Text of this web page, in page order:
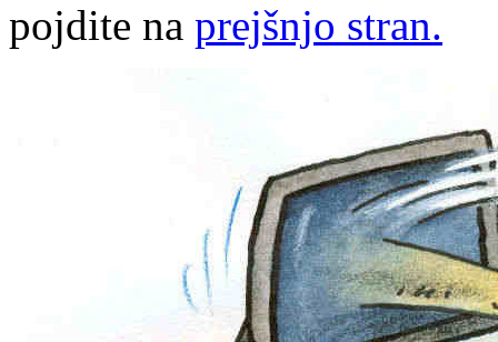
pojdite na prejšnjo stran.